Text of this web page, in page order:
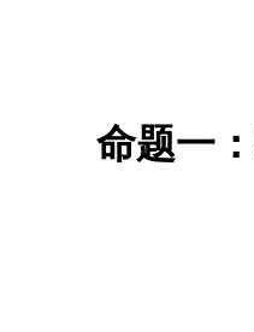
命题一：